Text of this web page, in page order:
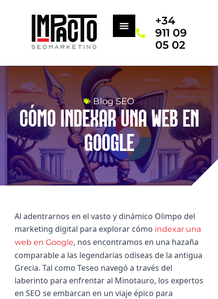
+34
911 09
05 02
Blog SEO
CÓMO INDEXAR UNA WEB EN
GOOGLE
Al adentrarnos en el vasto y dinámico Olimpo del
marketing digital para explorar cómo indexar una
web en Google, nos encontramos en una hazaña
comparable a las legendarias odiseas de la antigua
Grecia. Tal como Teseo navegó a través del
laberinto para enfrentar al Minotauro, los expertos
en SEO se embarcan en un viaje épico para